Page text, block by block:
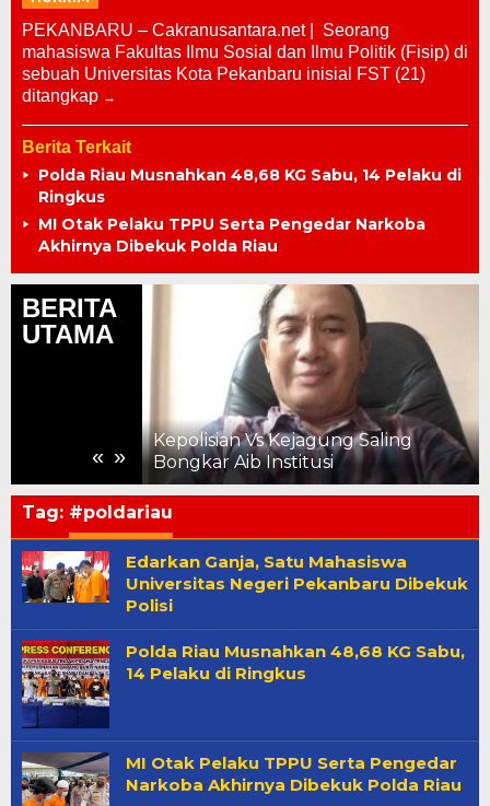
PEKANBARU – Cakranusantara.net | Seorang
mahasiswa Fakultas Ilmu Sosial dan Ilmu Politik (Fisip) di
sebuah Universitas Kota Pekanbaru inisial FST (21)
ditangkap
Berita Terkait
Polda Riau Musnahkan 48,68 KG Sabu, 14 Pelaku di
Ringkus
MI Otak Pelaku TPPU Serta Pengedar Narkoba
Akhirnya Dibekuk Polda Riau
BERITA
UTAMA
« »
Kepolisian Vs Kejagung Saling
Bongkar Aib Institusi
Tag: #poldariau
Edarkan Ganja, Satu Mahasiswa
Universitas Negeri Pekanbaru Dibekuk
Polisi
Polda Riau Musnahkan 48,68 KG Sabu,
14 Pelaku di Ringkus
MI Otak Pelaku TPPU Serta Pengedar
Narkoba Akhirnya Dibekuk Polda Riau